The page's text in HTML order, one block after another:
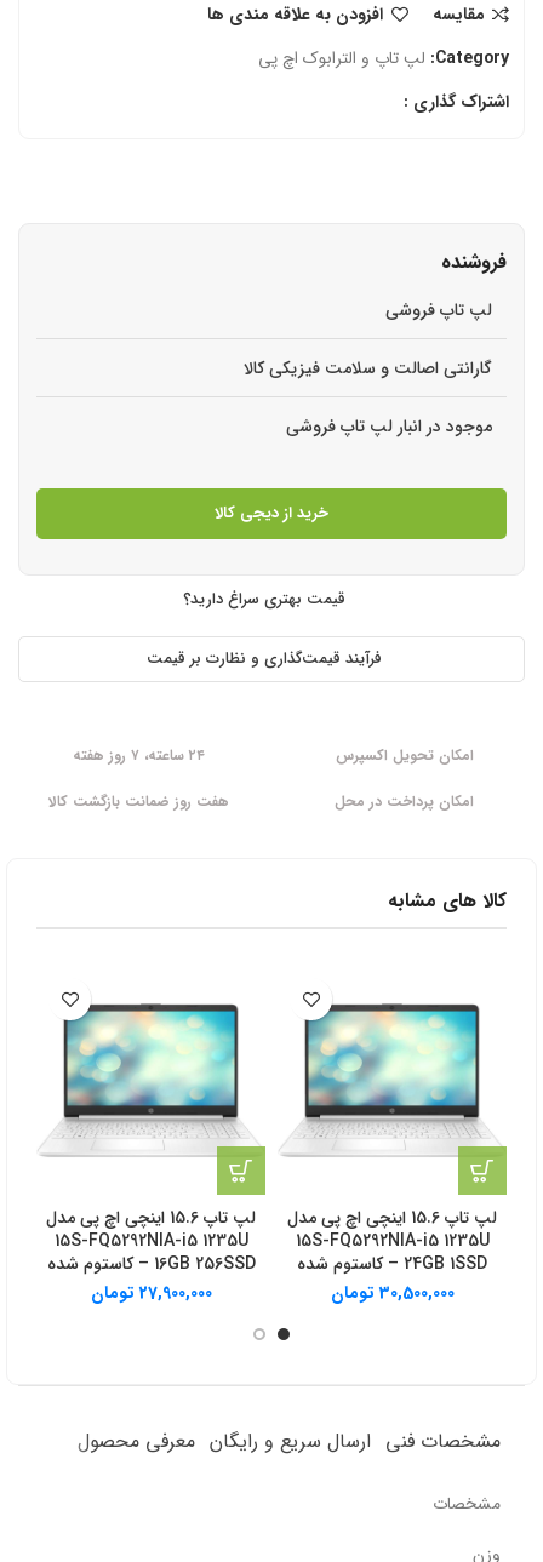
مقایسه
افزودن به علاقه مندی ها
Category: لپ تاپ و الترابوک اچ‌ پی
اشتراک گذاری :
فروشنده
لپ تاپ فروشی
گارانتی اصالت و سلامت فیزیکی کالا
موجود در انبار لپ تاپ فروشی
خرید از دیجی کالا
قیمت بهتری سراغ دارید؟
فرآیند قیمت‌گذاری و نظارت بر قیمت
امکان تحویل اکسپرس
۲۴ ساعته، ۷ روز هفته
امکان پرداخت در محل
هفت روز ضمانت بازگشت کالا
کالا های مشابه
لپ تاپ 15.6 اینچی اچ‌ پی مدل
15S-FQ5292NIA-i5 1235U
24GB 1SSD – کاستوم شده
30,500,000 تومان
لپ تاپ 15.6 اینچی اچ‌ پی مدل
15S-FQ5292NIA-i5 1235U
16GB 256SSD – کاستوم شده
27,900,000 تومان
مشخصات فنی ارسال سریع و رایگان معرفی محصول
مشخصات
وزن